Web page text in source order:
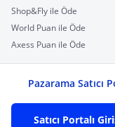
Shop&Fly ile Öde
World Puan ile Öde
Axess Puan ile Öde
Pazarama Satıcı
Satıcı Portalı